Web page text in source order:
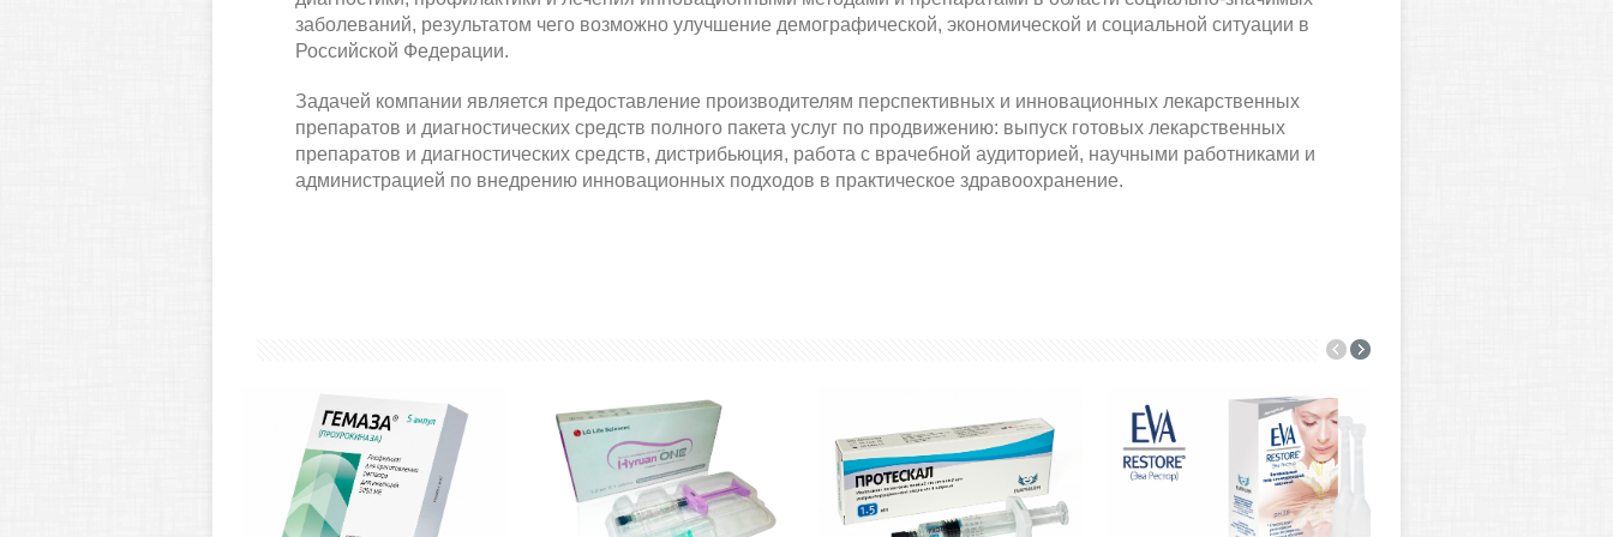
заболеваний, результатом чего возможно улучшение демографической, экономической и социальной ситуации в
Российской Федерации.
Задачей компании является предоставление производителям перспективных и инновационных лекарственных
препаратов и диагностических средств полного пакета услуг по продвижению: выпуск готовых лекарственных
препаратов и диагностических средств, дистрибьюция, работа с врачебной аудиторией, научными работниками и
администрацией по внедрению инновационных подходов в практическое здравоохранение.